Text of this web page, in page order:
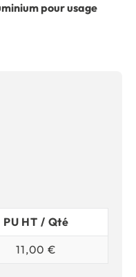
pour usage
PU HT / Qté
11,00 €